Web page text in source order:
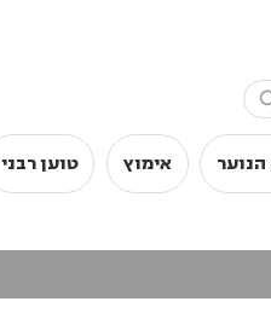
הנוער אימוץ טוען רבני